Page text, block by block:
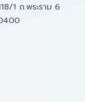
1 ถ.พระราม 6